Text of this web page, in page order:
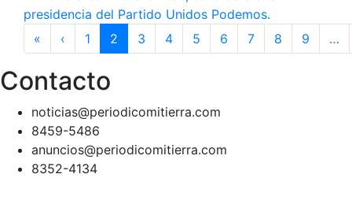
presidencia del Partido Unidos Podemos.
Paginación
« Primera
página
‹ Página
anterior
1 2 3 4 5 6 7 8 9 …
Contacto
noticias@periodicomitierra.com
8459-5486
anuncios@periodicomitierra.com
8352-4134